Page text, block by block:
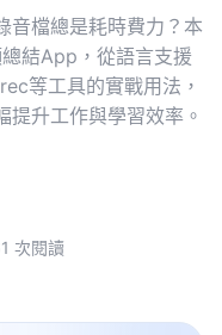
音檔總是耗時費力？本
結App，從語言支援
等工具的實戰用法，
提升工作與學習效率。
次閱讀